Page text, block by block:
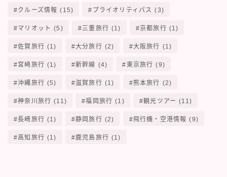
クルーズ情報 (15) プライオリティパス (3)
マリオット (5) 三重旅行 (1) 京都旅行 (1)
佐賀旅行 (1) 大分旅行 (2) 大阪旅行 (1)
宮崎旅行 (1) 新幹線 (4) 東京旅行 (9)
沖縄旅行 (5) 滋賀旅行 (1) 熊本旅行 (2)
神奈川旅行 (11) 福岡旅行 (1) 観光ツアー (11)
長崎旅行 (1) 静岡旅行 (2) 飛行機・空港情報 (9)
高知旅行 (1) 鹿児島旅行 (1)